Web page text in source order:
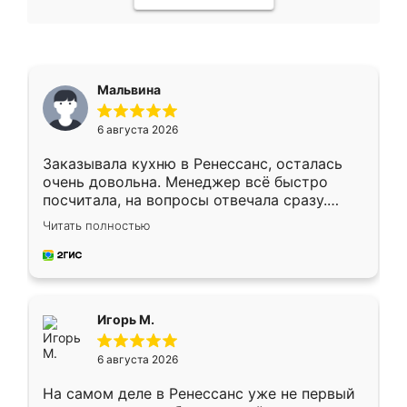
Мальвина
6 августа 2026
Заказывала кухню в Ренессанс, осталась
очень довольна. Менеджер всё быстро
посчитала, на вопросы отвечала сразу.
Замерщик приехал в субботу, подошёл к
делу со всей ответственностью. Собрали
за день, ребята работали аккуратно, даже
Читать полностью
Игорь М.
6 августа 2026
На самом деле в Ренессанс уже не первый